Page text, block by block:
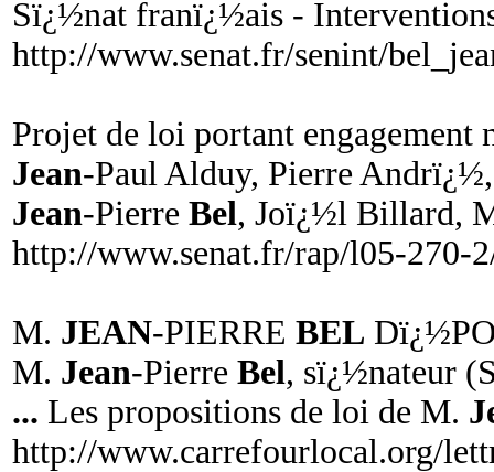
Sï¿½nat franï¿½ais -
http://www.senat.fr/senint/
Projet de loi portant
Jean-Paul Alduy, Pierre
Jean-Pierre Bel, Joï¿½l Billard,
http://www.senat.fr/rap/l05-270-
M. JEAN-PIERRE BEL
M. Jean-Pierre Bel, sï¿½nateur
... Les propositions de loi de M.
http://www.carrefourlocal.org/